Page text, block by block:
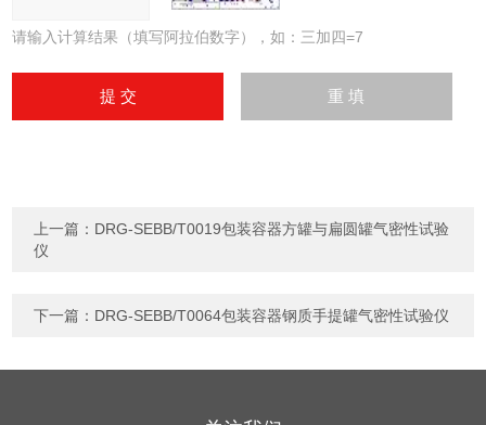
请输入计算结果（填写阿拉伯数字），如：三加四=7
上一篇： DRG-SEBB/T0019包装容器方罐与扁圆罐气密性试验
仪
下一篇： DRG-SEBB/T0064包装容器钢质手提罐气密性试验仪